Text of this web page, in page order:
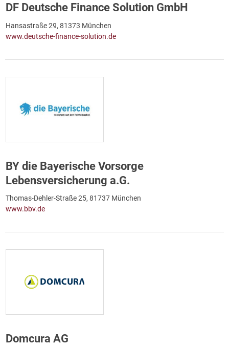
DF Deutsche Finance Solution GmbH
Hansastraße 29, 81373 München
www.deutsche-finance-solution.de
BY die Bayerische Vorsorge
Lebensversicherung a.G.
Thomas-Dehler-Straße 25, 81737 München
www.bbv.de
Domcura AG